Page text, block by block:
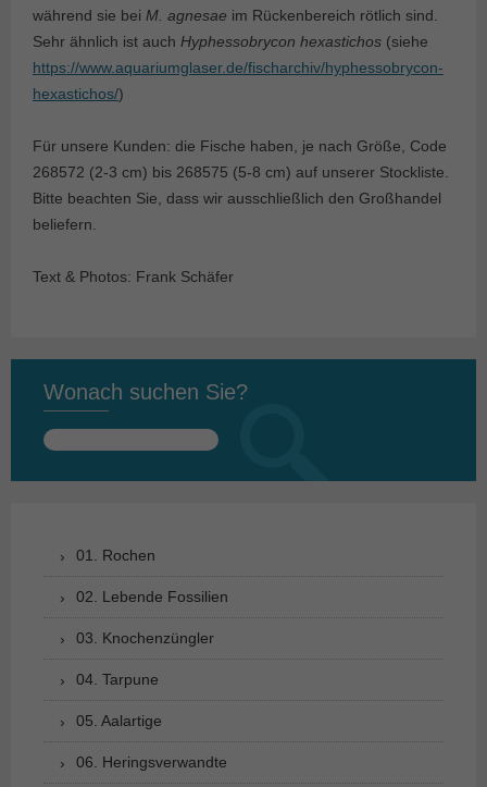
während sie bei M. agnesae im Rückenbereich rötlich sind.
Sehr ähnlich ist auch Hyphessobrycon hexastichos (siehe
https://www.aquariumglaser.de/fischarchiv/hyphessobrycon-
hexastichos/)
Für unsere Kunden: die Fische haben, je nach Größe, Code
268572 (2-3 cm) bis 268575 (5-8 cm) auf unserer Stockliste.
Bitte beachten Sie, dass wir ausschließlich den Großhandel
beliefern.
Text & Photos: Frank Schäfer
Wonach suchen Sie?
Suchen
01. Rochen
02. Lebende Fossilien
03. Knochenzüngler
04. Tarpune
05. Aalartige
06. Heringsverwandte